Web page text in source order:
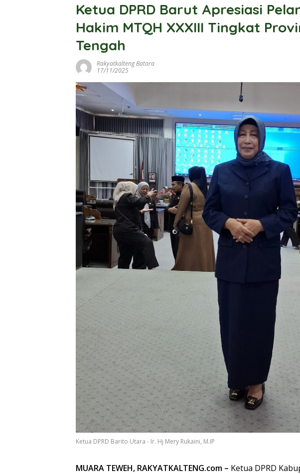
Ketua DPRD Barut Apresiasi
Hakim MTQH XXXIII Tingkat
Tengah
Rakyatkalteng Batara
17/11/2025
Ketua DPRD Barito Utara - Ir. Hj Mery Rukaini, M.IP
MUARA TEWEH, RAKYATKALTENG.com – Ketua DPRD